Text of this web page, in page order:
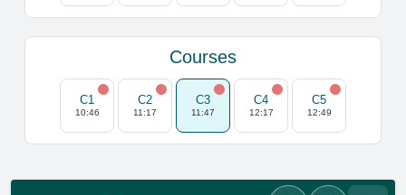
Courses
C1
10:46
C2
11:17
C3
11:47
C4
12:17
C5
12:49